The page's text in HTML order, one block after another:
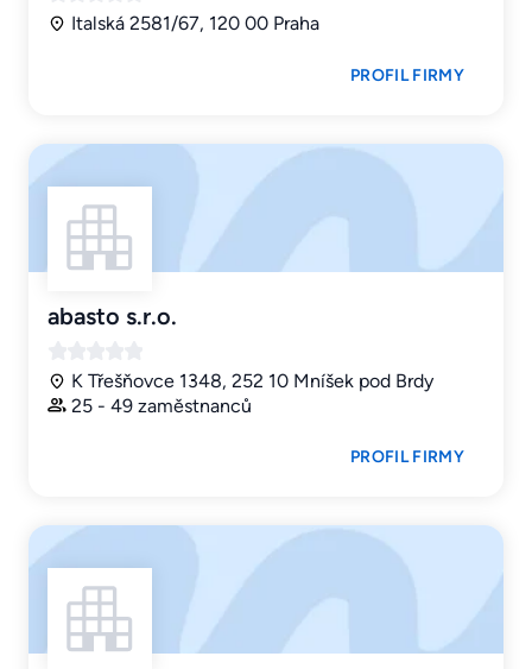
Italská 2581/67, 120 00 Praha
PROFIL FIRMY
abasto s.r.o.
K Třešňovce 1348, 252 10 Mníšek pod Brdy
25 - 49 zaměstnanců
PROFIL FIRMY